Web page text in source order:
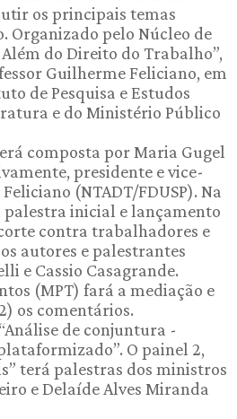
os principais temas
Organizado pelo Núcleo de
do Direito do Trabalho”,
Guilherme Feliciano, em
de Pesquisa e Estudos
e do Ministério Público
composta por Maria Gugel
presidente e vice-
(NTADT/FDUSP). Na
palestra inicial e lançamento
contra trabalhadores e
autores e palestrantes
e Cassio Casagrande.
(MPT) fará a mediação e
os comentários.
de conjuntura -
O painel 2,
terá palestras dos ministros
e Delaíde Alves Miranda